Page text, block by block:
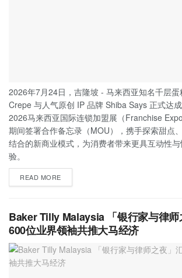
2026年7月24日，吉隆坡 - 马来西亚知名千层蛋
Crepe 与人气原创 IP 品牌 Shiba Says 正式达
2026马来西亚国际连锁加盟展（Franchise
期间签署合作备忘录（MOU），携手探索甜点
结合的新商业模式，为消费者带来更具互动性
验。
READ MORE
Baker Tilly Malaysia 「银行家与律
600位业界领袖共推大马经济